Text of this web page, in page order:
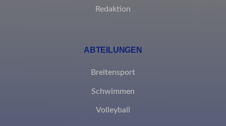
Redaktion
ABTEILUNGEN
Breitensport
Schwimmen
Volleyball